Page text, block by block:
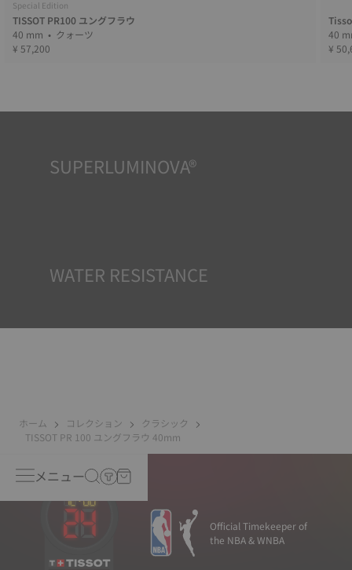
Special Edition
TISSOT PR100 ユングフラウ
40 mm • クォーツ
¥ 57,200
¥
SUPERLUMINOVA®
*Non-contractual image
WATER RESISTANCE
ホーム コレクション
クラシック
TISSOT PR 100 ユングフラウ 40mm
メニュー
Official Timekeeper of
the NBA & WNBA